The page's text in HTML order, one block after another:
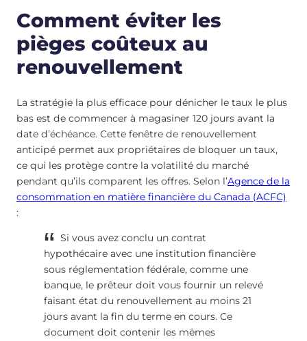
Comment éviter les
pièges coûteux au
renouvellement
La stratégie la plus efficace pour dénicher le taux le plus
bas est de commencer à magasiner 120 jours avant la
date d’échéance. Cette fenêtre de renouvellement
anticipé permet aux propriétaires de bloquer un taux,
ce qui les protège contre la volatilité du marché
pendant qu’ils comparent les offres. Selon l’Agence de la
consommation en matière financière du Canada (ACFC)
:
Si vous avez conclu un contrat
hypothécaire avec une institution financière
sous réglementation fédérale, comme une
banque, le prêteur doit vous fournir un relevé
faisant état du renouvellement au moins 21
jours avant la fin du terme en cours. Ce
document doit contenir les mêmes